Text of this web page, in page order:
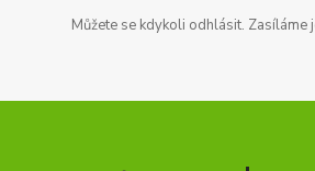
Můžete se kdykoli odhlásit. Zasíláme